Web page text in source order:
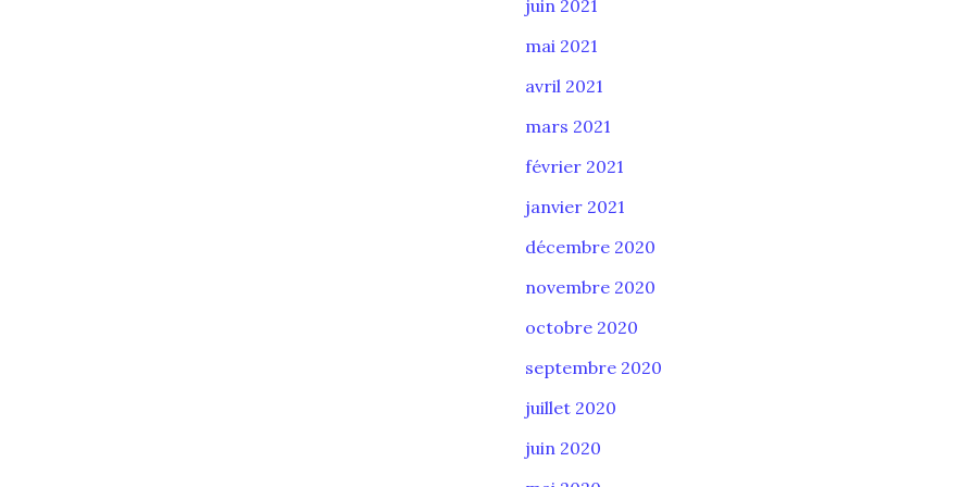
juin 2021
mai 2021
avril 2021
mars 2021
février 2021
janvier 2021
décembre 2020
novembre 2020
octobre 2020
septembre 2020
juillet 2020
juin 2020